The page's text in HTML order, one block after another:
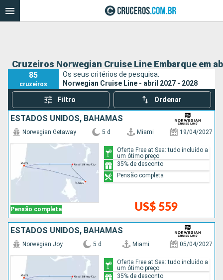
Cruzeiros Norwegian Cruise Line Embarque em
85
cruzeiros
Os seus critérios de pesquisa:
Norwegian Cruise Line - abril 2027 - 2028
Filtro Ordenar
ESTADOS UNIDOS, BAHAMAS
Pensão completa
Norwegian Getaway 5 d Miami 19/04/2027
US$ 559
Oferta Free at Sea: tudo incluído a
um ótimo preço
35% de desconto
Pensão completa
ESTADOS UNIDOS, BAHAMAS
Norwegian Joy 5 d Miami 05/04/2027
Oferta Free at Sea: tudo incluído a
um ótimo preço
35% de desconto